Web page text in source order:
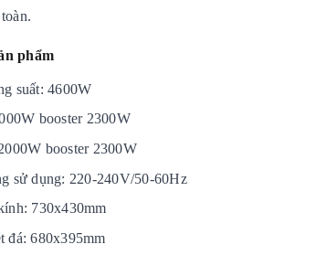
phẩm
suất: 4600W
booster 2300W
booster 2300W
sử dụng: 220-240V/50-60Hz
730x430mm
đá: 680x395mm